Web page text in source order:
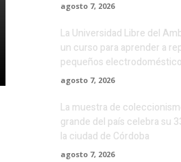
agosto 7, 2026
La Universidad Libre del
un curso para aprender a
pequeños
agosto 7, 2026
La muestra de
grande del país celebra su
la ciudad de Córdoba
agosto 7, 2026